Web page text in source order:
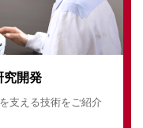
究開発
支える技術をご紹介